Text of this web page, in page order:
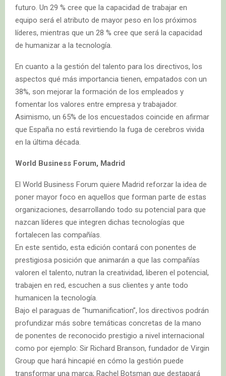
futuro. Un 29 % cree que la capacidad de trabajar en
equipo será el atributo de mayor peso en los próximos
líderes, mientras que un 28 % cree que será la capacidad
de humanizar a la tecnología.
En cuanto a la gestión del talento para los directivos, los
aspectos qué más importancia tienen, empatados con un
38%, son mejorar la formación de los empleados y
fomentar los valores entre empresa y trabajador.
Asimismo, un 65% de los encuestados coincide en afirmar
que España no está revirtiendo la fuga de cerebros vivida
en la última década.
World Business Forum, Madrid
El World Business Forum quiere Madrid reforzar la idea de
poner mayor foco en aquellos que forman parte de estas
organizaciones, desarrollando todo su potencial para que
nazcan líderes que integren dichas tecnologías que
fortalecen las compañías.
En este sentido, esta edición contará con ponentes de
prestigiosa posición que animarán a que las compañías
valoren el talento, nutran la creatividad, liberen el potencial,
trabajen en red, escuchen a sus clientes y ante todo
humanicen la tecnología.
Bajo el paraguas de “humanification”, los directivos podrán
profundizar más sobre temáticas concretas de la mano
de ponentes de reconocido prestigio a nivel internacional
como por ejemplo: Sir Richard Branson, fundador de Virgin
Group que hará hincapié en cómo la gestión puede
transformar una marca; Rachel Botsman que destapará